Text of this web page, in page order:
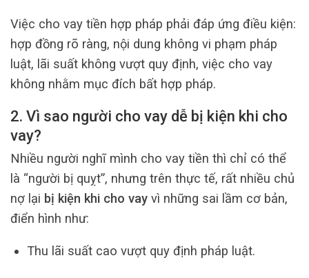
Việc cho vay tiền hợp pháp phải đáp ứng điều kiện:
hợp đồng rõ ràng, nội dung không vi phạm pháp
luật, lãi suất không vượt quy định, việc cho vay
không nhằm mục đích bất hợp pháp.
2. Vì sao người cho vay dễ bị kiện khi cho
vay?
Nhiều người nghĩ mình cho vay tiền thì chỉ có thể
là “người bị quỵt”, nhưng trên thực tế, rất nhiều chủ
nợ lại bị kiện khi cho vay vì những sai lầm cơ bản,
điển hình như:
Thu lãi suất cao vượt quy định pháp luật.